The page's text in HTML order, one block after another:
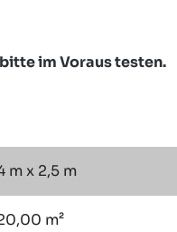
im Voraus testen.
m x 2,5 m
m²